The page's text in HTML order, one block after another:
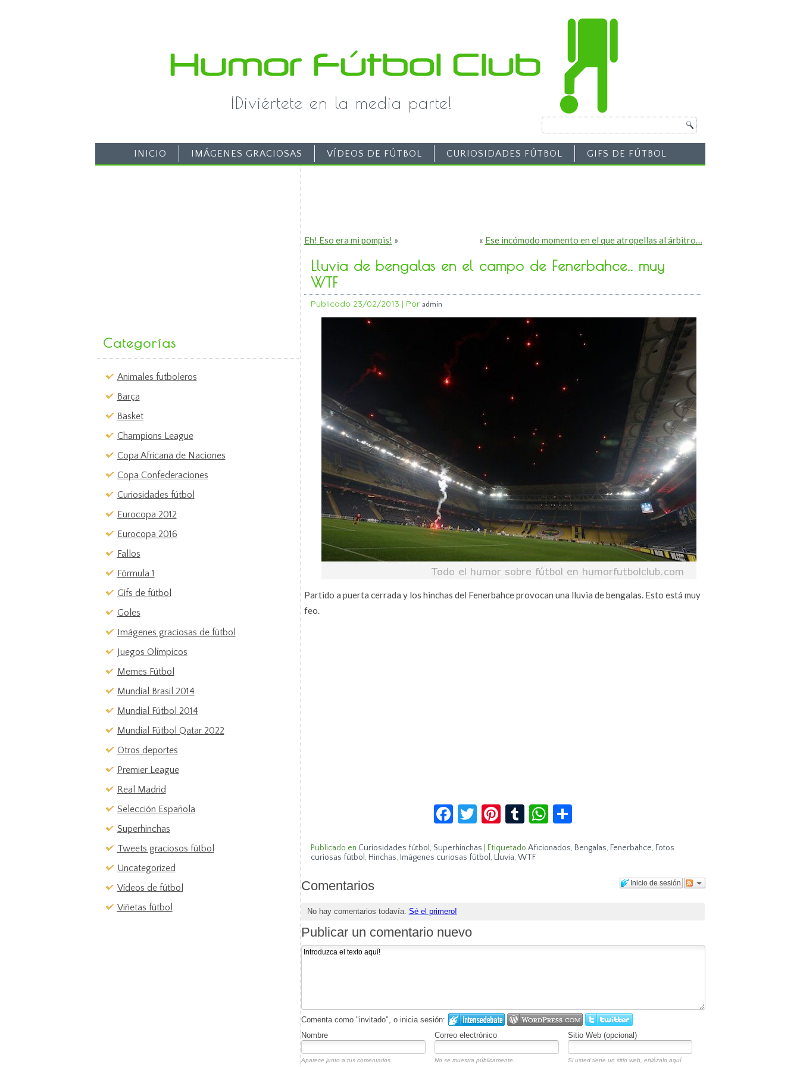
¡Diviértete en la media parte!
INICIO IMÁGENES GRACIOSAS VÍDEOS DE FÚTBOL CURIOSIDADES FÚTBOL GIFS DE FÚTBOL
Categorías
Animales futboleros
Barça
Basket
Champions League
Copa Africana de Naciones
Copa Confederaciones
Curiosidades fútbol
Eurocopa 2012
Eurocopa 2016
Fallos
Fórmula 1
Gifs de fútbol
Goles
Imágenes graciosas de fútbol
Juegos Olímpicos
Memes Fútbol
Mundial Brasil 2014
Mundial Fútbol 2014
Mundial Fútbol Qatar 2022
Otros deportes
Premier League
Real Madrid
Selección Española
Superhinchas
Tweets graciosos fútbol
Uncategorized
Vídeos de fútbol
Viñetas fútbol
Eh! Eso era mi pompis! » « Ese incómodo momento en el que atropellas al árbitro…
Lluvia de bengalas en el campo de Fenerbahce.. muy
WTF
Publicado 23/02/2013 | Por admin
Partido a puerta cerrada y los hinchas del Fenerbahce provocan una lluvia de bengalas. Esto está muy
feo.
Facebook
Twitter
Pinterest
TumblrWhatsApp
Publicado en Curiosidades fútbol , Superhinchas Etiquetado Aficionados, Bengalas, Fenerbahce, Fotos
curiosas fútbol , Hinchas, Imágenes curiosas fútbol , Lluvia, WTF
Inicio de sesión
Comentarios
No hay comentarios todavía. Sé el primero!
Publicar un comentario nuevo
Comenta como "invitado", o inicia sesión:
Nombre
Correo electrónico Sitio Web (opcional)
Aparece junto a tus comentarios. No se muestra públicamente. Si usted tiene un sitio web, enlázalo aquí.